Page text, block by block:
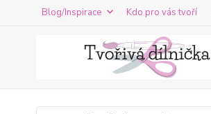
Blog/Inspirace Kdo pro vás tvoří